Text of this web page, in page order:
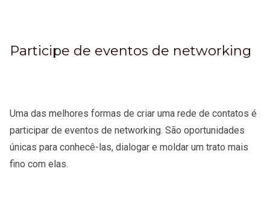
Participe de eventos de networking
Uma das melhores formas de criar uma rede de contatos é
participar de eventos de networking. São oportunidades
únicas para conhecê-las, dialogar e moldar um trato mais
fino com elas.